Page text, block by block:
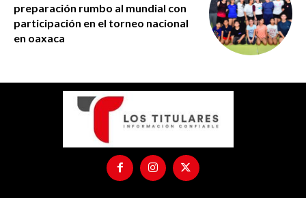
preparación rumbo al mundial con
participación en el torneo nacional
en oaxaca